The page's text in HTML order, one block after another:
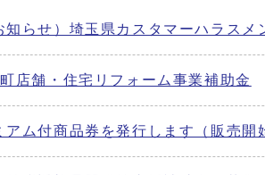
知らせ）埼玉県カスタマーハラス
店舗・住宅リフォーム事業補助金
ム付商品券を発行します（販売開